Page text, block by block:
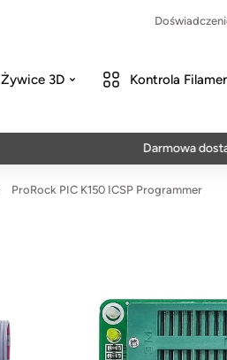
Żywice 3D Kontrola
Darmowa dostawa
ProRock PIC K150 ICSP Programmer